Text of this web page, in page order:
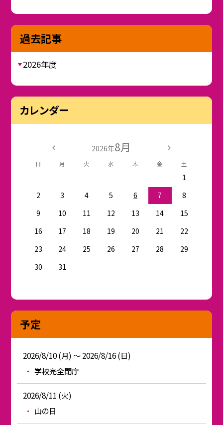
過去記事
2026年度
カレンダー
2026年8月
日 月 火 水 木 金 土
1
2
3 4 5 6 7
8
9
10 11 12 13 14
15
16
17 18 19 20 21
22
23
24 25 26 27 28
29
30
31
予定
2026/8/10 (月) ～ 2026/8/16 (日)
学校完全閉庁
2026/8/11 (火)
山の日